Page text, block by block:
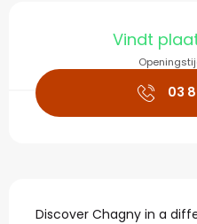
Vindt
03
Discover Chagny in a